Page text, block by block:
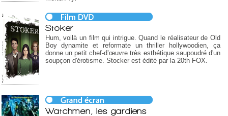
Stoker
Hum, voilà un film qui intrigue. Quand le réalisateur de Old
Boy dynamite et reformate un thriller hollywoodien, ça
donne un petit chef-d’œuvre très esthétique saupoudré d'un
soupçon d'érotisme. Stocker est édité par la 20th FOX.
Watchmen, les gardiens